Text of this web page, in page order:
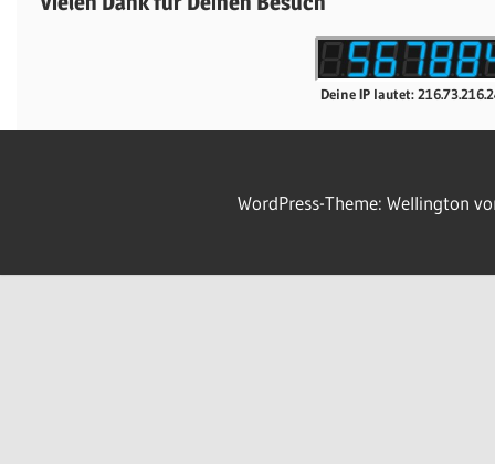
Deine IP lautet:
WordPress-Theme: Wellington